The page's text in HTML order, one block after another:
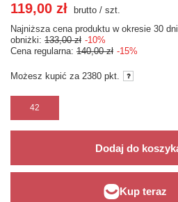
42
119,00 zł brutto / szt.
Najniższa cena produktu w okresie 30
obniżki: 133,00 zł -10%
Cena regularna: 140,00 zł -15%
Możesz kupić za 2380 pkt.
Dodaj do